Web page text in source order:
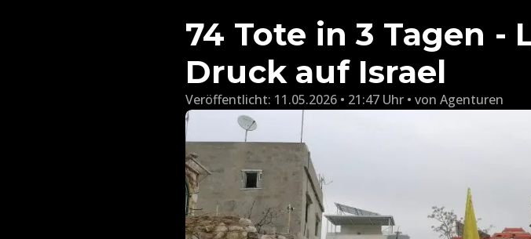
74 Tote in 3 Tagen -
Druck auf Israel
Veröffentlicht: 11.05.2026 • 21:47 Uhr von Agenturen